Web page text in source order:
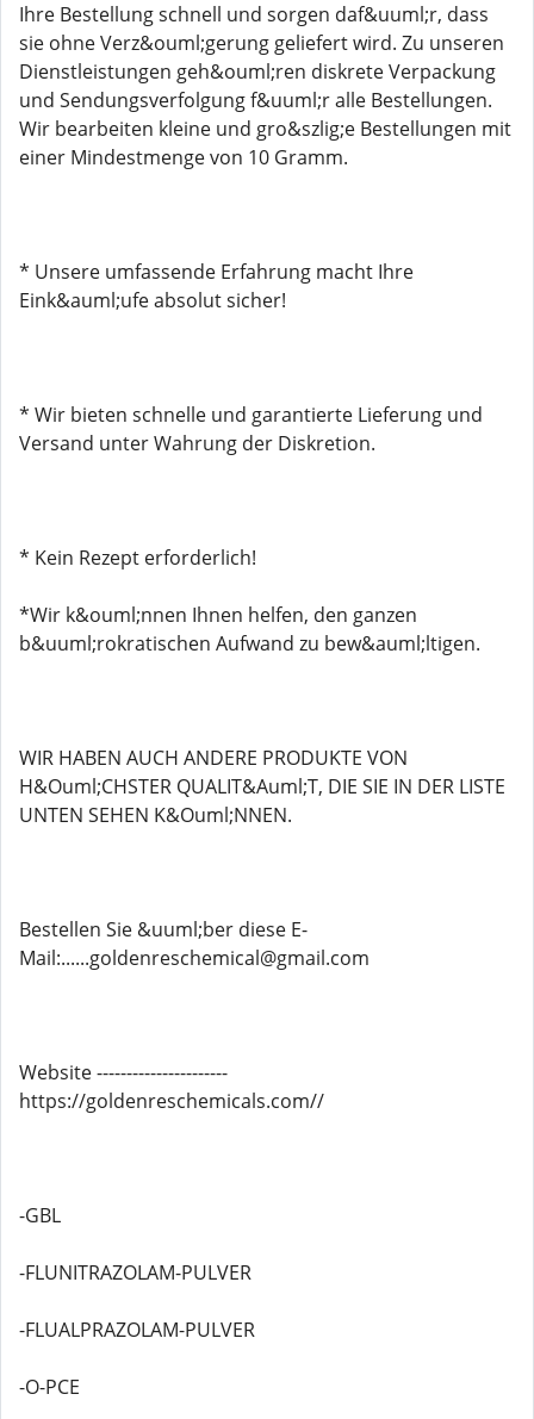
Ihre Bestellung schnell und sorgen daf&uuml;r, dass
sie ohne Verz&ouml;gerung geliefert wird. Zu unseren
Dienstleistungen geh&ouml;ren diskrete Verpackung
und Sendungsverfolgung f&uuml;r alle Bestellungen.
Wir bearbeiten kleine und gro&szlig;e Bestellungen mit
einer Mindestmenge von 10 Gramm.
* Unsere umfassende Erfahrung macht Ihre
Eink&auml;ufe absolut sicher!
* Wir bieten schnelle und garantierte Lieferung und
Versand unter Wahrung der Diskretion.
* Kein Rezept erforderlich!
*Wir k&ouml;nnen Ihnen helfen, den ganzen
b&uuml;rokratischen Aufwand zu bew&auml;ltigen.
WIR HABEN AUCH ANDERE PRODUKTE VON
H&Ouml;CHSTER QUALIT&Auml;T, DIE SIE IN DER LISTE
UNTEN SEHEN K&Ouml;NNEN.
Bestellen Sie &uuml;ber diese E-
Mail:......goldenreschemical@gmail.com
Website ----------------------
https://goldenreschemicals.com//
-GBL
-FLUNITRAZOLAM-PULVER
-FLUALPRAZOLAM-PULVER
-O-PCE